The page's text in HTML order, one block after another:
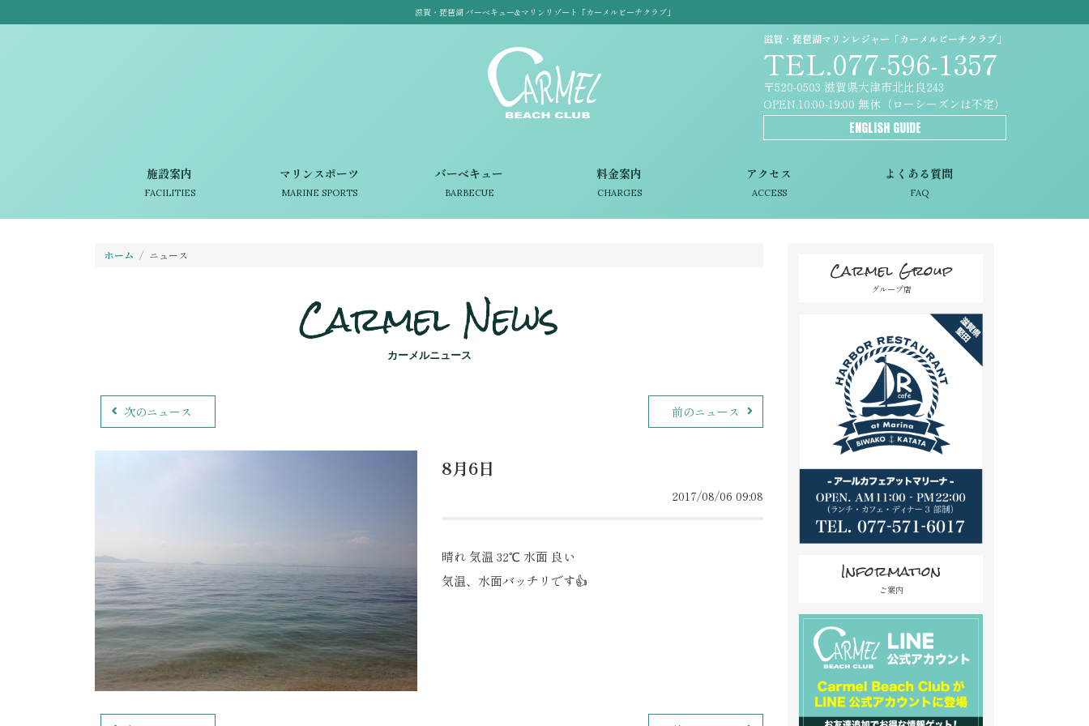
滋賀・琵琶湖 バーベキュー&マリンリゾート「カーメルビーチクラブ」
施設案内
FACILITIES
マリンスポーツ
MARINE SPORTS
バーベキュー
BARBECUE
料金案内
CHARGES
アクセス
ACCESS
よくある質問
FAQ
滋賀・琵琶湖マリンレジャー「カーメルビーチクラブ」
TEL.077-596-1357
〒520-0503 滋賀県大津市北比良243
OPEN.10:00-19:00 無休（ローシーズンは不定）
ENGLISH GUIDE
ホーム ニュース
Carmel News
カーメルニュース
次のニュース 前のニュース
8月6日
2017/08/06 09:08
晴れ 気温 32℃ 水面 良い
気温、水面バッチリです👍
Carmel Group
グループ店
Information
ご案内